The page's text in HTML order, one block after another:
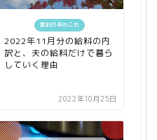
家計のあれこれ
2022年11月分の給料の内
訳と、夫の給料だけで暮ら
していく理由
2022年10月25日